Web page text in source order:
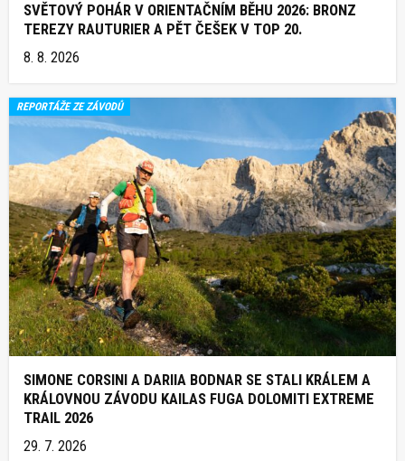
SVĚTOVÝ POHÁR V ORIENTAČNÍM BĚHU 2026: BRONZ
TEREZY RAUTURIER A PĚT ČEŠEK V TOP 20.
8. 8. 2026
REPORTÁŽE ZE ZÁVODŮ
SIMONE CORSINI A DARIIA BODNAR SE STALI KRÁLEM A
KRÁLOVNOU ZÁVODU KAILAS FUGA DOLOMITI EXTREME
TRAIL 2026
29. 7. 2026